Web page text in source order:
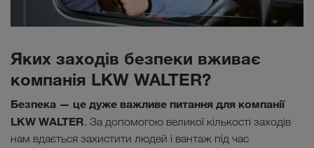
Яких заходів безпеки вживає
компанія LKW WALTER?
Безпека — це дуже важливе питання для компанії
LKW WALTER. За допомогою великої кількості заходів
нам вдається захистити людей і вантаж під час